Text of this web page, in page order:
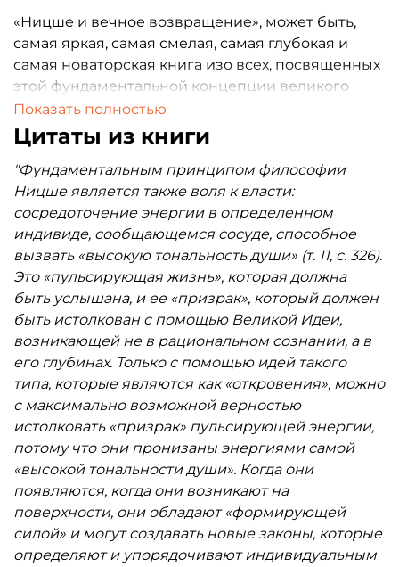
«Ницше и вечное возвращение», может быть,
самая яркая, самая смелая, самая глубокая и
самая новаторская книга изо всех, посвященных
этой фундаментальной концепции великого
автора «Заратустры», который остается столь
плохо понятым, столь мало глубоко изученным и
столь загадочным и теперь, когда прошло уже
более ста лет после «откровения», полученного
им близ Сильс-Марии в Верхнем Энгадине.
Автор книги Мигель Серрано — чилийский
писатель, аристократ, поэт и визионер. Родился в
1917 году, принимал участие в Герметическом
круге, созданном Карлом Густавом Юнгом и
Германом Гессе. Близкий друг Рене Нелли, Эзры
Паунда, Неру и Далай-ламы. Мигель Серрано
умер в 2009 году в Сантьяго.
Показать полностью
Цитаты из книги
"Фундаментальным принципом философии
Ницше является также воля к власти:
сосредоточение энергии в определенном
индивиде, сообщающемся сосуде, способное
вызвать «высокую тональность души» (т. 11, с. 326).
Это «пульсирующая жизнь», которая должна
быть услышана, и ее «призрак», который должен
быть истолкован с помощью Великой Идеи,
возникающей не в рациональном сознании, а в
его глубинах. Только с помощью идей такого
типа, которые являются как «откровения», можно
с максимально возможной верностью
истолковать «призрак» пульсирующей энергии,
потому что они пронизаны энергиями самой
«высокой тональности души». Когда они
появляются, когда они возникают на
поверхности, они обладают «формирующей
силой» и могут создавать новые законы, которые
определяют и упорядочивают индивидуальным